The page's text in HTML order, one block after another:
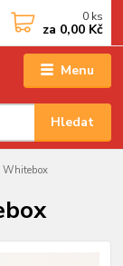
Menu
Hledat
0 ks
za 0,00 Kč